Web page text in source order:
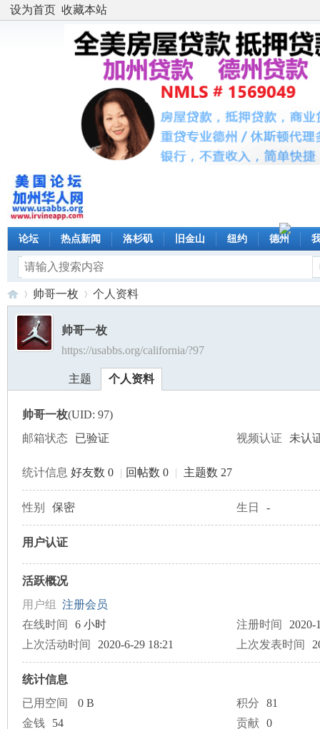
设为首页 收藏本站
论坛 热点新闻 洛杉矶 旧金山 纽约 德州
美›
帅哥一枚
›
个人资料
帅哥一枚
https://usabbs.org/california/?97
主题 个人资料
帅哥一枚(UID: 97)
邮箱状态
已验证 视频认证 未认
统计信息 好友数 0 | 回帖数 0 | 主题数 27
性别 保密 生日 -
用户认证
活跃概况
用户组 注册会员
在线时间
6 小时 注册时间
2020-
上次活动时间
2020-6-29 18:21 上次发表时间
统计信息
已用空间
0 B 积分
81
金钱
54 贡献 0